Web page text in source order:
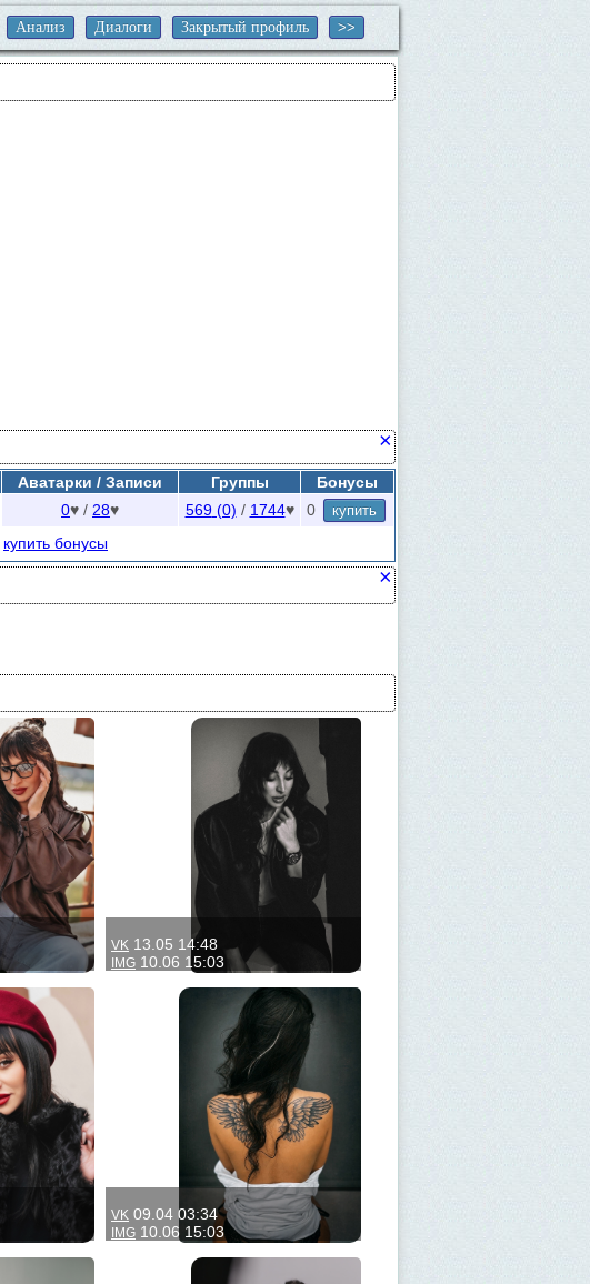
Анализ Диалоги Закрытый профиль
×
Аватарки / Записи Группы
Бонусы
0♥ / 28♥ 569(0) / 1744♥ 0 купить
купить бонусы
×
VK 13.05 14:48
IMG 10.06 15:03
VK 09.04 03:34
IMG 10.06 15:03